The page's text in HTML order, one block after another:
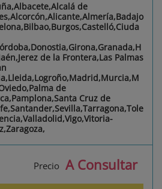
de
de la Frontera,Las Palmas
de
Cruz de
Precio A Consultar